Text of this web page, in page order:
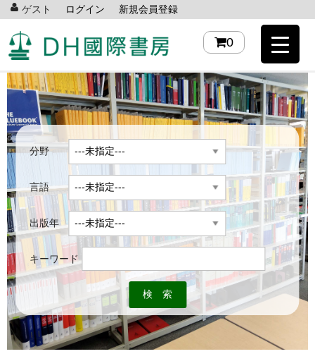
ゲスト ログイン 新規会員登録
0
分野
言語
出版年
キーワード